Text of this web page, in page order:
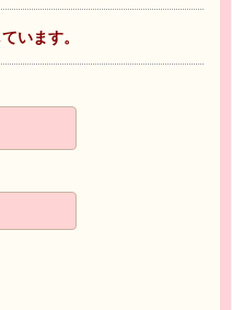
います。